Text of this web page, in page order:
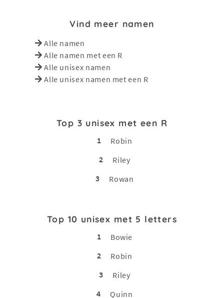
Vind meer namen
Alle namen
Alle namen met een R
Alle unisex namen
Alle unisex namen met een R
Top 3 unisex met een R
1
Robin
2
Riley
3
Rowan
Top 10 unisex met 5 letters
1
Bowie
2
Robin
3
Riley
4
Quinn